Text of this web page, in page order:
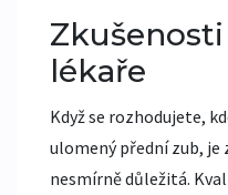
lékaře
Když se rozhodujete,
ulomený přední zub,
nesmírně důležitá.